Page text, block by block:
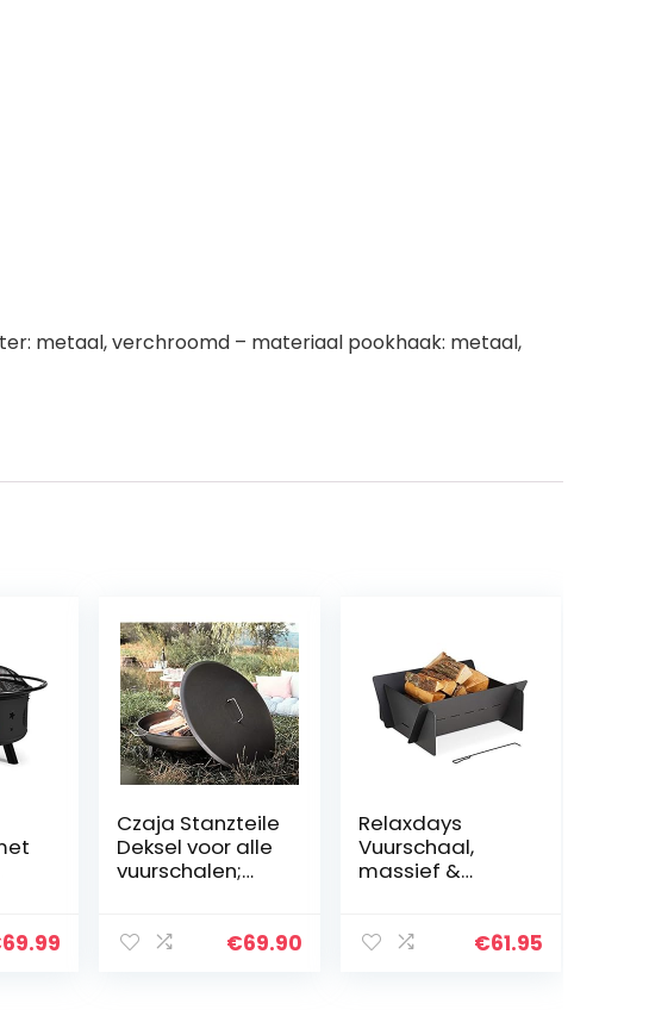
metaal, verchroomd – materiaal pookhaak: metaal,
&
69.99
Czaja Stanzteile
Deksel voor alle
vuurschalen;
de vuurschaal
€69.90
Relaxdays
Vuurschaal,
massief &
pookhaak,
€61.95